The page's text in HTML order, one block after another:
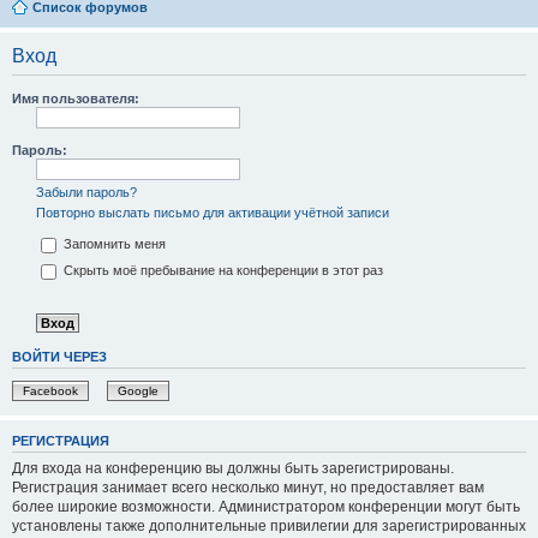
Список форумов
Вход
Имя пользователя:
Пароль:
Забыли пароль?
Повторно выслать письмо для активации учётной записи
Запомнить меня
Скрыть моё пребывание на конференции в этот раз
ВОЙТИ ЧЕРЕЗ
Facebook Google
РЕГИСТРАЦИЯ
Для входа на конференцию вы должны быть зарегистрированы.
Регистрация занимает всего несколько минут, но предоставляет вам
более широкие возможности. Администратором конференции могут быть
установлены также дополнительные привилегии для зарегистрированных